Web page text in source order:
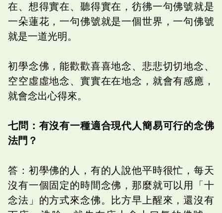
在、想得實在、聽得實在，彷彿一句佛號就是
一朵蓮花，一句佛號就是一個世界，一句佛號
就是一道光明。
初學念佛，能歡歡喜喜地念、悲悲切切地念、
空空虛虛地念、實實在在地念，就會有感應，
就會念出心得來。
七問：有沒有一種適合現代人簡易可行的念佛
法門？
答：初學佛的人，有的人說他平時很忙，每天
沒有一個固定的時間念佛，那麼就可以用「十
念法」的方式來念佛。比方早上醒來，還沒有